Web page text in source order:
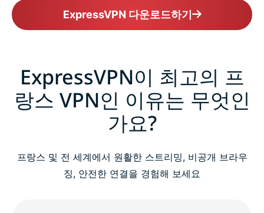
ExpressVPN 다운로드하기
ExpressVPN이 최고의 프
랑스 VPN인 이유는 무엇인
가요?
프랑스 및 전 세계에서 원활한 스트리밍, 비공개 브라우
징, 안전한 연결을 경험해 보세요